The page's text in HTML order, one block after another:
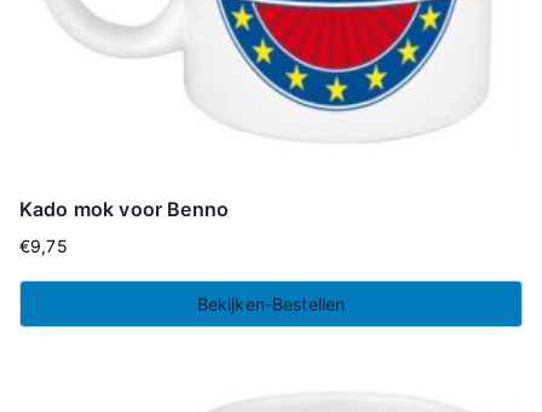
Kado mok voor Benno
€9,75
Bekijken-Bestellen